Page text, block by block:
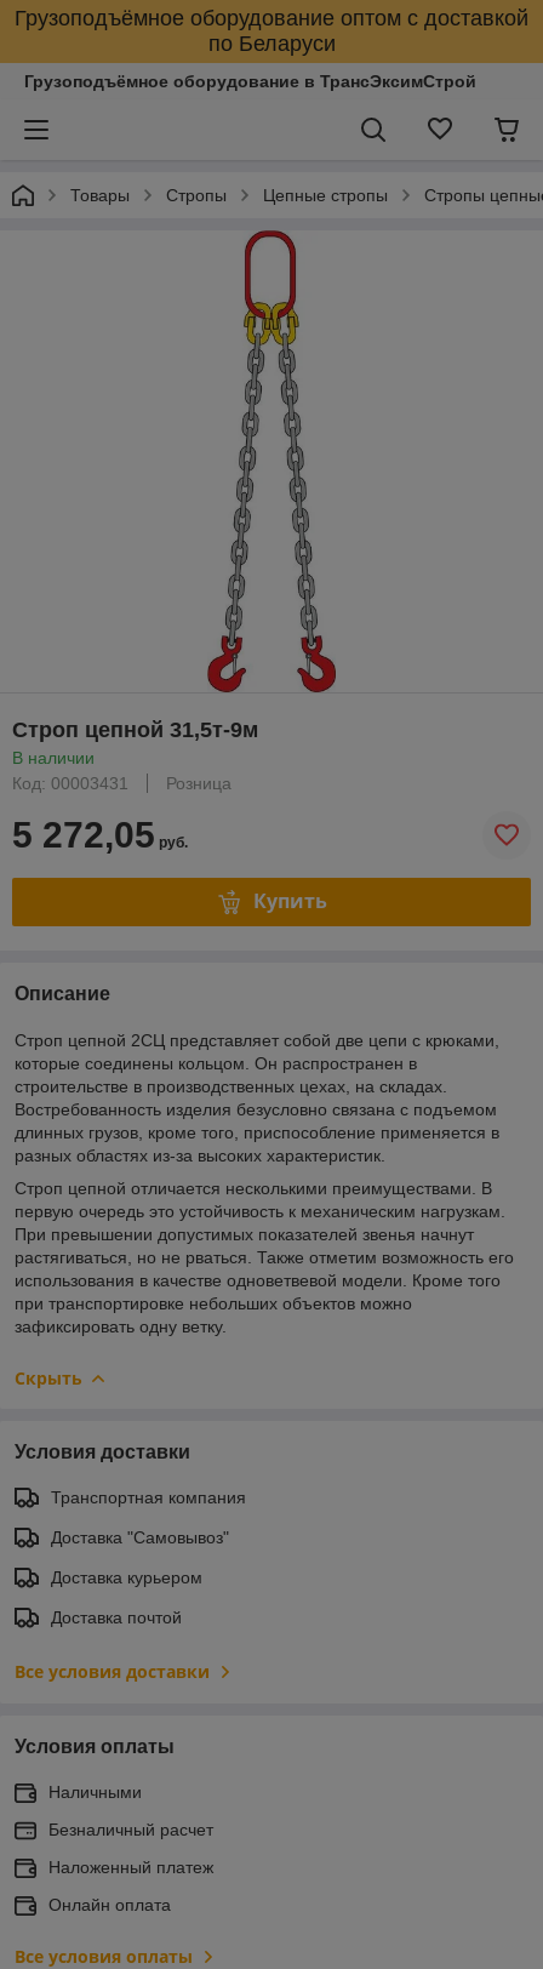
Грузоподъёмное оборудование оптом с доставкой
по Беларуси
Грузоподъёмное оборудование в ТрансЭксимСтрой
Товары Стропы Цепные стропы Стропы
Строп цепной 31,5т-9м
В наличии
Код: 00003431
Розница
5 272,05 руб.
Купить
Описание
Строп цепной 2СЦ представляет собой две цепи с крюками,
которые соединены кольцом. Он распространен в
строительстве в производственных цехах, на складах.
Востребованность изделия безусловно связана с подъемом
длинных грузов, кроме того, приспособление применяется в
разных областях из-за высоких характеристик.
Строп цепной отличается несколькими преимуществами. В
первую очередь это устойчивость к механическим нагрузкам.
При превышении допустимых показателей звенья начнут
растягиваться, но не рваться. Также отметим возможность его
использования в качестве одноветвевой модели. Кроме того
при транспортировке небольших объектов можно
зафиксировать одну ветку.
Скрыть
Условия доставки
Транспортная компания
Доставка "Самовывоз"
Доставка курьером
Доставка почтой
Все условия доставки
Условия оплаты
Наличными
Безналичный расчет
Наложенный платеж
Онлайн оплата
Все условия оплаты